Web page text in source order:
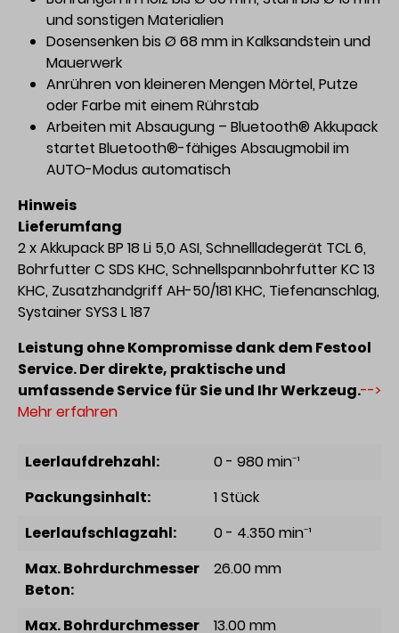
und sonstigen Materialien
Dosensenken bis Ø 68 mm in Kalksandstein und
Mauerwerk
Anrühren von kleineren Mengen Mörtel, Putze
oder Farbe mit einem Rührstab
Arbeiten mit Absaugung – Bluetooth® Akkupack
startet Bluetooth®-fähiges Absaugmobil im
AUTO-Modus automatisch
Hinweis
Lieferumfang
2 x Akkupack BP 18 Li 5,0 ASI, Schnellladegerät TCL 6,
Bohrfutter C SDS KHC, Schnellspannbohrfutter KC 13
KHC, Zusatzhandgriff AH-50/181 KHC, Tiefenanschlag,
Systainer SYS3 L 187
Leistung ohne Kompromisse dank dem Festool
Service. Der direkte, praktische und
umfassende Service für Sie und Ihr Werkzeug.-->
Mehr erfahren
Leerlaufdrehzahl:
0 - 980 min⁻¹
Packungsinhalt:
1 Stück
Leerlaufschlagzahl:
0 - 4.350 min⁻¹
Max. Bohrdurchmesser
Beton:
26.00 mm
Max. Bohrdurchmesser
13.00 mm